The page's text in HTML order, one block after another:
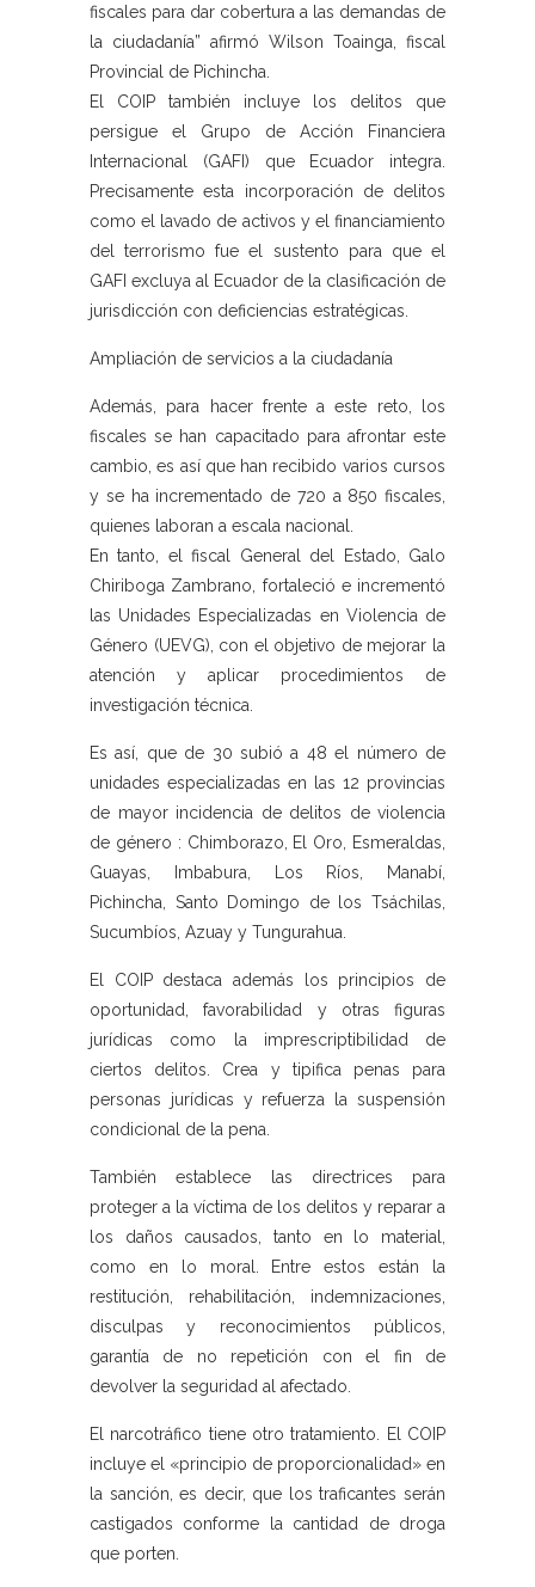
fiscales para dar cobertura a las demandas de
la ciudadanía” afirmó Wilson Toainga, fiscal
Provincial de Pichincha.
El COIP también incluye los delitos que
persigue el Grupo de Acción Financiera
Internacional (GAFI) que Ecuador integra.
Precisamente esta incorporación de delitos
como el lavado de activos y el financiamiento
del terrorismo fue el sustento para que el
GAFI excluya al Ecuador de la clasificación de
jurisdicción con deficiencias estratégicas.
Ampliación de servicios a la ciudadanía
Además, para hacer frente a este reto, los
fiscales se han capacitado para afrontar este
cambio, es así que han recibido varios cursos
y se ha incrementado de 720 a 850 fiscales,
quienes laboran a escala nacional.
En tanto, el fiscal General del Estado, Galo
Chiriboga Zambrano, fortaleció e incrementó
las Unidades Especializadas en Violencia de
Género (UEVG), con el objetivo de mejorar la
atención y aplicar procedimientos de
investigación técnica.
Es así, que de 30 subió a 48 el número de
unidades especializadas en las 12 provincias
de mayor incidencia de delitos de violencia
de género : Chimborazo, El Oro, Esmeraldas,
Guayas, Imbabura, Los Ríos, Manabí,
Pichincha, Santo Domingo de los Tsáchilas,
Sucumbíos, Azuay y Tungurahua.
El COIP destaca además los principios de
oportunidad, favorabilidad y otras figuras
jurídicas como la imprescriptibilidad de
ciertos delitos. Crea y tipifica penas para
personas jurídicas y refuerza la suspensión
condicional de la pena.
También establece las directrices para
proteger a la víctima de los delitos y reparar a
los daños causados, tanto en lo material,
como en lo moral. Entre estos están la
restitución, rehabilitación, indemnizaciones,
disculpas y reconocimientos públicos,
garantía de no repetición con el fin de
devolver la seguridad al afectado.
El narcotráfico tiene otro tratamiento. El COIP
incluye el «principio de proporcionalidad» en
la sanción, es decir, que los traficantes serán
castigados conforme la cantidad de droga
que porten.